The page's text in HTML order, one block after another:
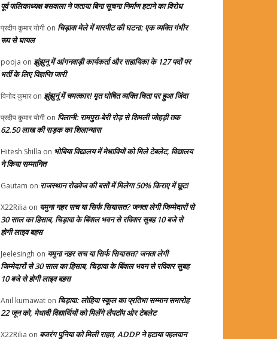
पूर्व पालिकाध्यक्ष बसवाला ने जताया बिना सूचना निर्माण हटाने का विरोध
प्रदीप कुमार योगी on चिड़ावा मेले में मारपीट की घटना: एक व्यक्ति गंभीर
रूप से घायल
pooja on झुंझुनू में आंगनवाड़ी कार्यकर्ता और सहायिका के 127 पदों पर
भर्ती के लिए विज्ञप्ति जारी
विनोद कुमारon झुंझुनूं में चमत्कार! मृत घोषित व्यक्ति चिता पर हुआ जिंदा
प्रदीप कुमार योगी on पिलानी: रामपुरा-बेरी रोड़ से शिमली जोहड़ी तक
62.50 लाख की सड़क का शिलान्यास
Hitesh Shilla on भोबिया विद्यालय में मेधावियों को मिले टेबलेट, विद्यालय
ने किया सम्मानित
Gautam on राजस्थान रोडवेज की बसों में मिलेगा 50% किराए में छूट!
X22Rilia on यमुना नहर सच या सिर्फ सियासत? जनता लेगी जिम्मेदारों से
30 साल का हिसाब, चिड़ावा के बिंवाल भवन से रविवार सुबह 10 बजे से
होगी लाइव बहस
Jeelesingh on यमुना नहर सच या सिर्फ सियासत? जनता लेगी
जिम्मेदारों से 30 साल का हिसाब, चिड़ावा के बिंवाल भवन से रविवार सुबह
10 बजे से होगी लाइव बहस
Anil kumawat on चिड़ावा: लोहिया स्कूल का प्रतिभा सम्मान समारोह
22 जून को, मेधावी विद्यार्थियों को मिलेंगे लैपटॉप ओर टेबलेट
X22Rilia on बजरंग पुनिया को मिली राहत, ADDP ने हटाया पहलवान